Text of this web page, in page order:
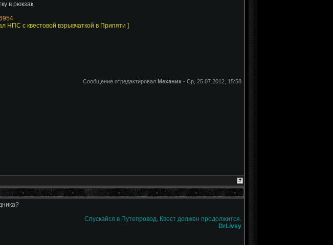
в рюкзак.
НПС с квестовой взрывчаткой в Припяти ]
Сообщение отредактировал Механик - Ср, 25.07.2012, 15:58
Спускайся в Путепровод. Квест должен продолжится.
DrLivsy